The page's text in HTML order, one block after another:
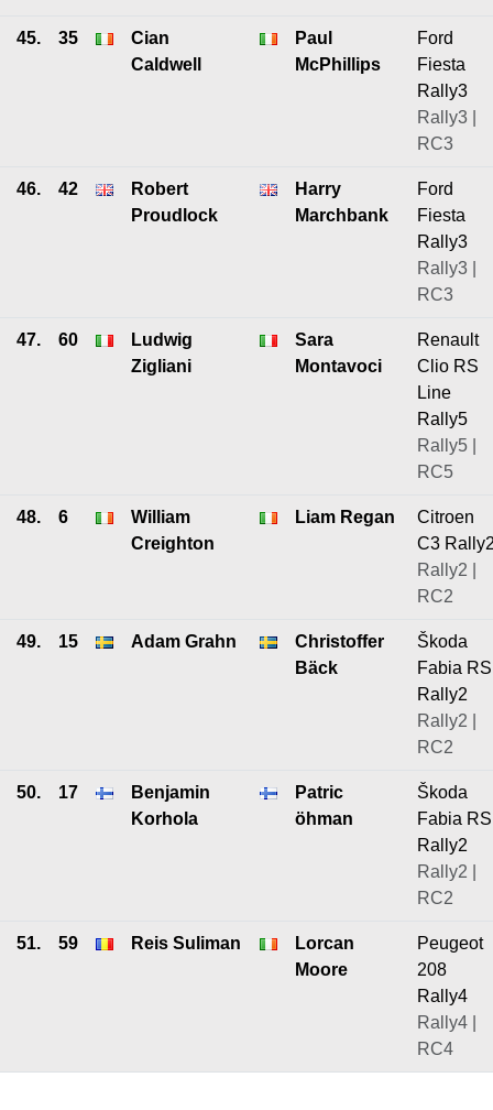
45. 35
Cian
Caldwell
Paul
McPhillips
Ford
Fiesta
Rally3
Rally3 |
RC3
46. 42
Robert
Proudlock
Harry
Marchbank
Ford
Fiesta
Rally3
Rally3 |
RC3
47. 60
Ludwig
Zigliani
Sara
Montavoci
Renault
Clio RS
Line
Rally5
Rally5 |
RC5
48. 6
William
Creighton
Liam Regan
Citroen
C3
Rally2 |
RC2
49. 15 Adam Grahn
Christoffer
Bäck
Škoda
Fabia RS
Rally2
Rally2 |
RC2
50. 17
Benjamin
Korhola
Patric
öhman
Škoda
Fabia RS
Rally2
Rally2 |
RC2
51. 59 Reis Suliman
Lorcan
Moore
Peugeot
208
Rally4
Rally4 |
RC4